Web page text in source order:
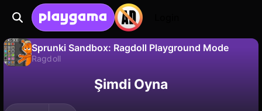
Sprunki Sandbox: Ragdoll Playground Mode
Ragdoll
İlerlemeyi kaydet! Hayır
Şimdi Oyna